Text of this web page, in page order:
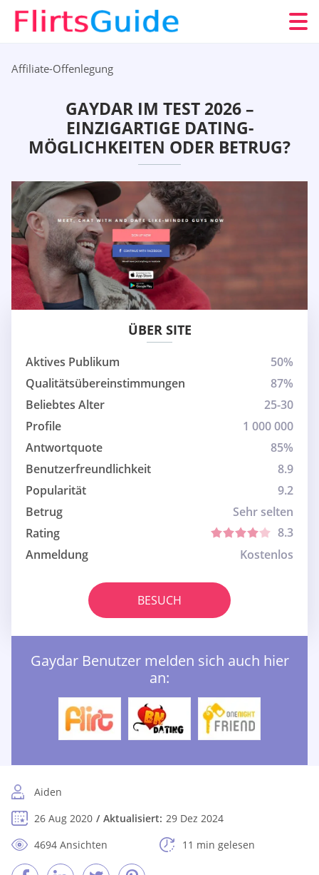
Affiliate-Offenlegung
GAYDAR IM TEST 2026 –
EINZIGARTIGE DATING-
MÖGLICHKEITEN ODER BETRUG?
ÜBER SITE
Aktives Publikum
50%
Qualitätsübereinstimmungen
87%
Beliebtes Alter
25-30
Profile
1 000 000
Antwortquote
85%
Benutzerfreundlichkeit
8.9
Popularität
9.2
Betrug
Sehr selten
Rating
8.3
Anmeldung
Kostenlos
BESUCH
Gaydar Benutzer melden sich auch hier
an:
Aiden
26 Aug 2020
Aktualisiert: 29 Dez 2024
4694 Ansichten
11 min gelesen